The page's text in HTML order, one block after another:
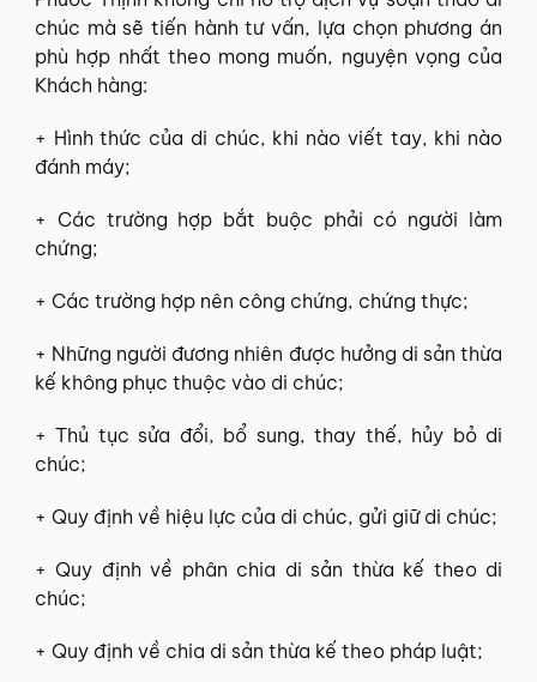
chúc mà sẽ tiến hành tư vấn, lựa chọn phương án
phù hợp nhất theo mong muốn, nguyện vọng của
Khách hàng:
+ Hình thức của di chúc, khi nào viết tay, khi nào
đánh máy;
+ Các trường hợp bắt buộc phải có người làm
chứng;
+ Các trường hợp nên công chứng, chứng thực;
+ Những người đương nhiên được hưởng di sản thừa
kế không phục thuộc vào di chúc;
+ Thủ tục sửa đổi, bổ sung, thay thế, hủy bỏ di
chúc;
+ Quy định về hiệu lực của di chúc, gửi giữ di chúc;
+ Quy định về phân chia di sản thừa kế theo di
chúc;
+ Quy định về chia di sản thừa kế theo pháp luật;